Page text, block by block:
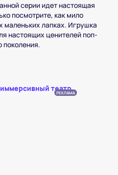
серии идет настоящая
посмотрите, как мило
маленьких лапках. Игрушка
настоящих ценителей поп-
поколения.
РЕКЛАМА